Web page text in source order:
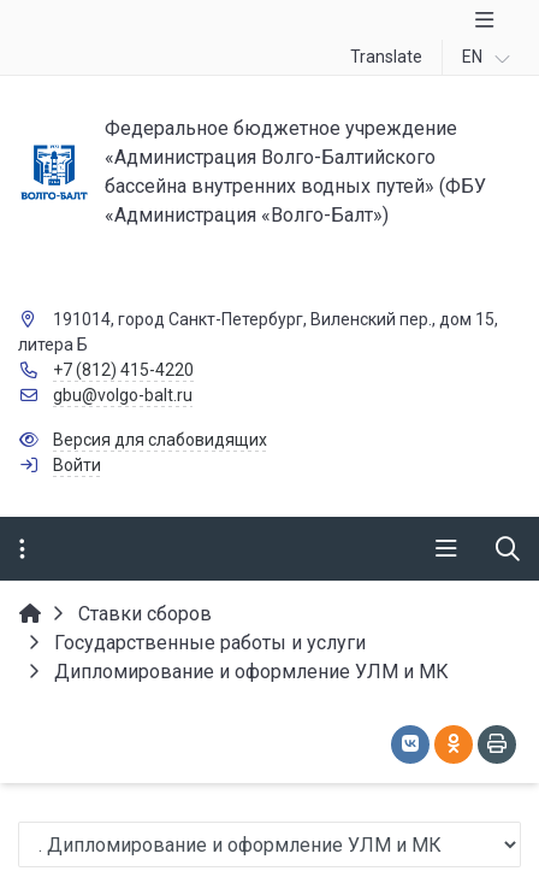
Translate EN
Федеральное бюджетное учреждение
«Администрация Волго-Балтийского
бассейна внутренних водных путей» (ФБУ
«Администрация «Волго-Балт»)
191014, город Санкт-Петербург, Виленский пер., дом 15,
литера Б
+7 (812) 415-4220
gbu@volgo-balt.ru
Версия для слабовидящих
Войти
Ставки сборов
Государственные работы и услуги
Дипломирование и оформление УЛМ и МК